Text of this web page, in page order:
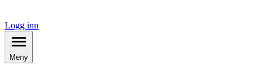
Logg inn
Meny